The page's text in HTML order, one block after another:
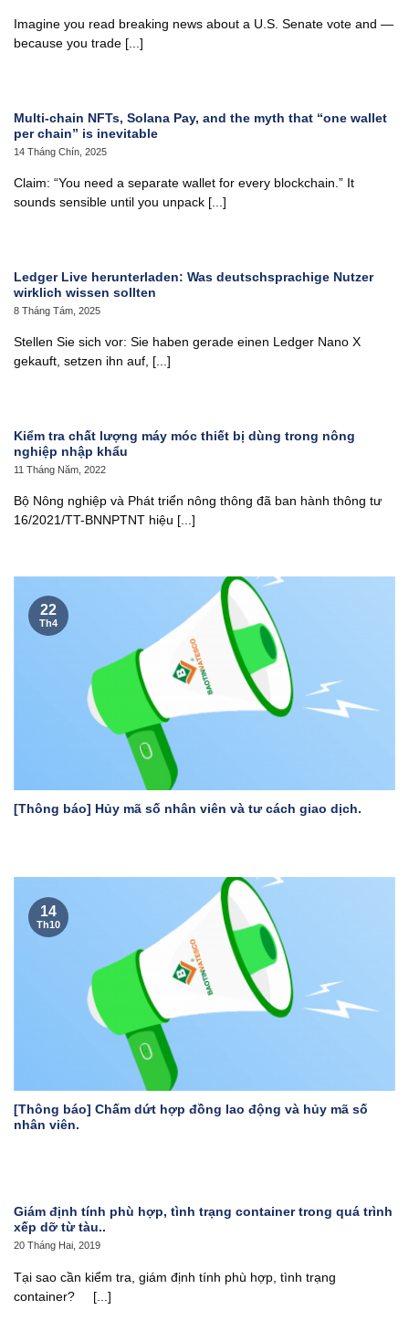
Imagine you read breaking news about a U.S. Senate vote and —
because you trade [...]
Multi‑chain NFTs, Solana Pay, and the myth that “one wallet
per chain” is inevitable
14 Tháng Chín, 2025
Claim: “You need a separate wallet for every blockchain.” It
sounds sensible until you unpack [...]
Ledger Live herunterladen: Was deutschsprachige Nutzer
wirklich wissen sollten
8 Tháng Tám, 2025
Stellen Sie sich vor: Sie haben gerade einen Ledger Nano X
gekauft, setzen ihn auf, [...]
Kiểm tra chất lượng máy móc thiết bị dùng trong nông
nghiệp nhập khẩu
11 Tháng Năm, 2022
Bộ Nông nghiệp và Phát triển nông thông đã ban hành thông tư
16/2021/TT-BNNPTNT hiệu [...]
[Thông báo] Hủy mã số nhân viên và tư cách giao dịch.
22
Th4
[Thông báo] Chấm dứt hợp đồng lao động và hủy mã số
nhân viên.
14
Th10
Giám định tính phù hợp, tình trạng container trong quá trình
xếp dỡ từ tàu..
20 Tháng Hai, 2019
Tại sao cần kiểm tra, giám định tính phù hợp, tình trạng
container? [...]